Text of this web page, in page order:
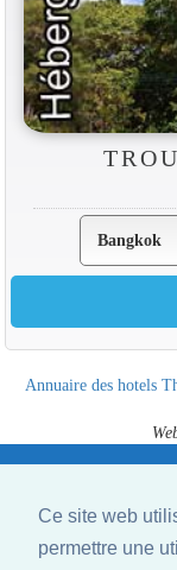
Ce site web
permettre une
Annuaire des hotels